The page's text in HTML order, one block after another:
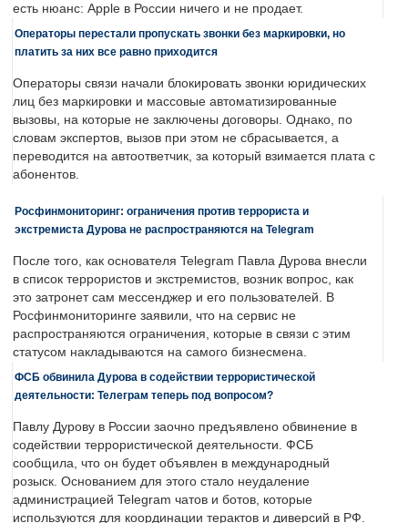
есть нюанс: Apple в России ничего и не продает.
Операторы перестали пропускать звонки без маркировки, но
платить за них все равно приходится
Операторы связи начали блокировать звонки юридических
лиц без маркировки и массовые автоматизированные
вызовы, на которые не заключены договоры. Однако, по
словам экспертов, вызов при этом не сбрасывается, а
переводится на автоответчик, за который взимается плата с
абонентов.
Росфинмониторинг: ограничения против террориста и
экстремиста Дурова не распространяются на Telegram
После того, как основателя Telegram Павла Дурова внесли
в список террористов и экстремистов, возник вопрос, как
это затронет сам мессенджер и его пользователей. В
Росфинмониторинге заявили, что на сервис не
распространяются ограничения, которые в связи с этим
статусом накладываются на самого бизнесмена.
ФСБ обвинила Дурова в содействии террористической
деятельности: Телеграм теперь под вопросом?
Павлу Дурову в России заочно предъявлено обвинение в
содействии террористической деятельности. ФСБ
сообщила, что он будет объявлен в международный
розыск. Основанием для этого стало неудаление
администрацией Telegram чатов и ботов, которые
используются для координации терактов и диверсий в РФ.